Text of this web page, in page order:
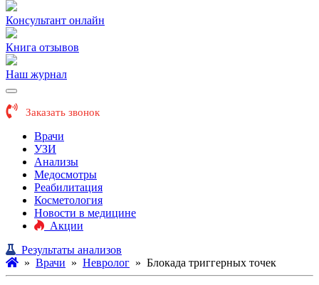
Консультант онлайн
Книга отзывов
Наш журнал
Заказать звонок
Врачи
УЗИ
Анализы
Медосмотры
Реабилитация
Косметология
Новости в медицине
Акции
Результаты анализов
» Врачи » Невролог » Блокада триггерных точек